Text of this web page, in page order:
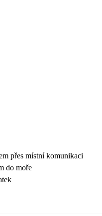
přes místní komunikaci
do moře